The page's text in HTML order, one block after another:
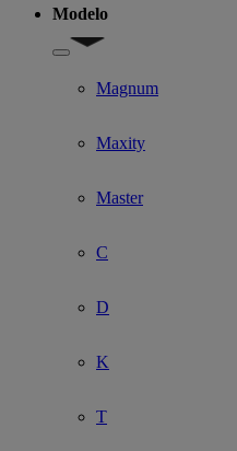
Modelo
Show submenu for Modelo
Magnum
Maxity
Master
C
D
K
T